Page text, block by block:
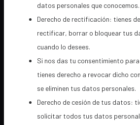
datos personales que conocemos.
Derecho de rectificación: tienes
rectificar, borrar o bloquear tus
cuando lo desees.
Si nos das tu consentimiento
tienes derecho a revocar dicho
se eliminen tus datos personales.
Derecho de cesión de tus datos:
solicitar todos tus datos